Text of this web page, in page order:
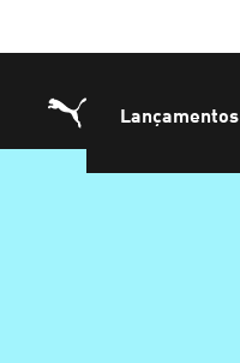
Lançamentos